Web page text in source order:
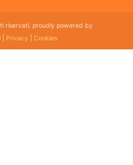
riservati. proudly powered by
Privacy |Cookies